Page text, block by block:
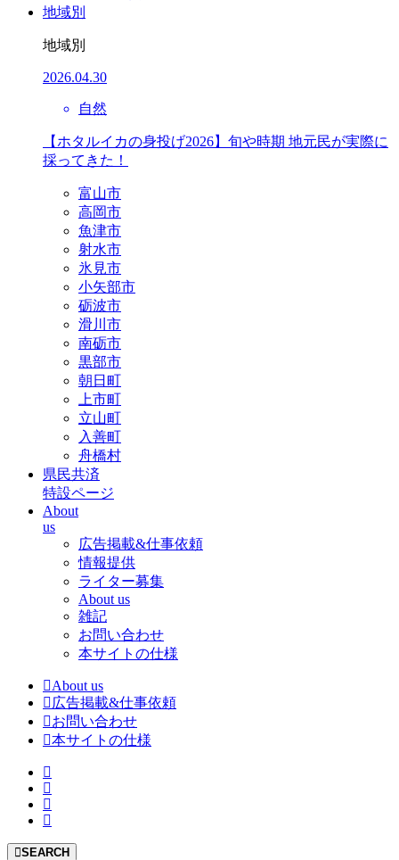
地域別
地域別
2026.04.30
自然
【ホタルイカの身投げ2026】旬や時期 地元民が実際に
採ってきた！
富山市
高岡市
魚津市
射水市
氷見市
小矢部市
砺波市
滑川市
南砺市
黒部市
朝日町
上市町
立山町
入善町
舟橋村
県民共済
特設ページ
About
us
広告掲載&仕事依頼
情報提供
ライター募集
About us
雑記
お問い合わせ
本サイトの仕様
About us
広告掲載&仕事依頼
お問い合わせ
本サイトの仕様
SEARCH